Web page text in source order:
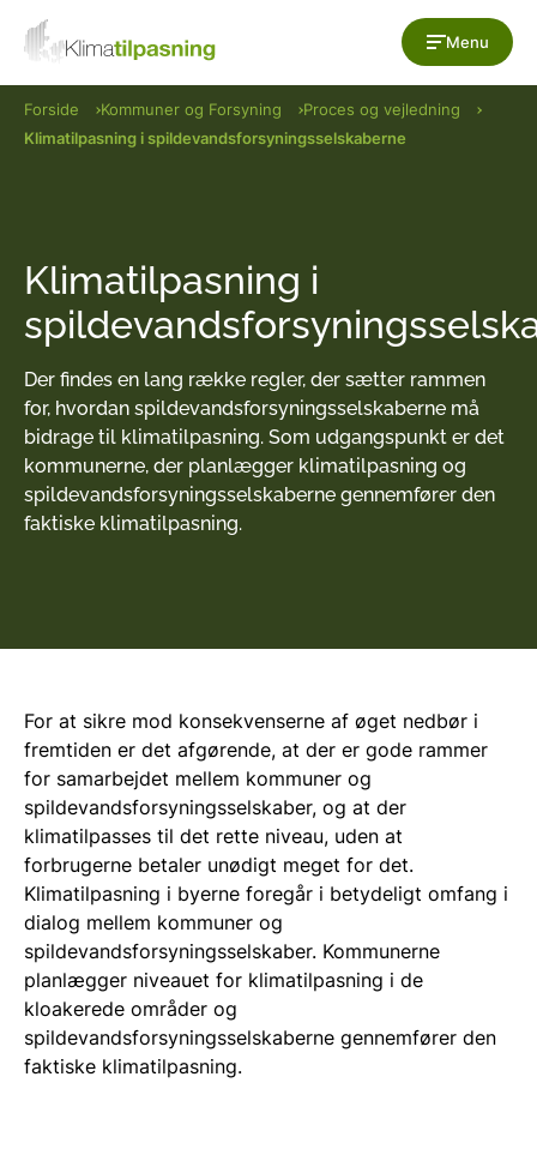
Menu
Forside Kommuner og Forsyning
Proces og vejledning
Klimatilpasning i spildevandsforsyningsselskaberne
Klimatilpasning i
Der findes en lang række regler, der sætter rammen
for, hvordan spildevandsforsyningsselskaberne må
bidrage til klimatilpasning. Som udgangspunkt er det
kommunerne, der planlægger klimatilpasning og
spildevandsforsyningsselskaberne gennemfører den
faktiske klimatilpasning.
For at sikre mod konsekvenserne af øget nedbør i
fremtiden er det afgørende, at der er gode rammer
for samarbejdet mellem kommuner og
spildevandsforsyningsselskaber, og at der
klimatilpasses til det rette niveau, uden at
forbrugerne betaler unødigt meget for det.
Klimatilpasning i byerne foregår i betydeligt omfang i
dialog mellem kommuner og
spildevandsforsyningsselskaber. Kommunerne
planlægger niveauet for klimatilpasning i de
kloakerede områder og
spildevandsforsyningsselskaberne gennemfører den
faktiske klimatilpasning.